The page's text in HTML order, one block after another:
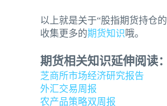
以上就是关于“股指期货持仓
收集更多的期货知识哦。
期货相关知识延伸阅读：
芝商所市场经济研究报告
外汇交易周报
农产品策略双周报